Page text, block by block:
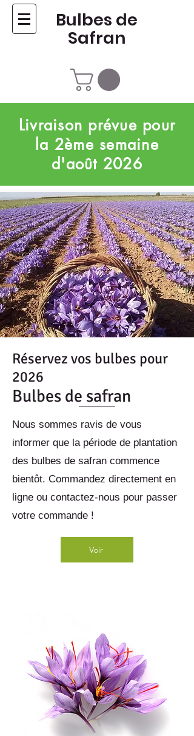
Bulbes de
Safran
Livraison prévue pour
la 2ème semaine
d'août 2026
Réservez vos bulbes pour
2026
Bulbes de safran
Nous sommes ravis de vous
informer que la période de plantation
des bulbes de safran commence
bientôt. Commandez directement en
ligne ou contactez-nous pour passer
votre commande !
Voir